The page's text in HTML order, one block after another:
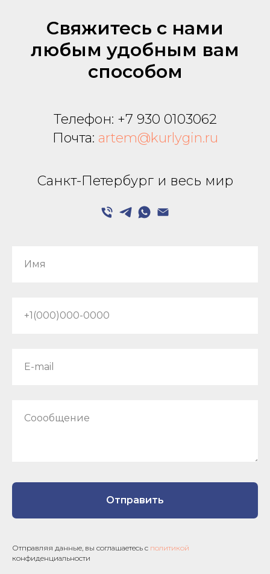
Свяжитесь с нами
любым удобным вам
способом
Телефон: +7 930 0103062
Почта: artem@kurlygin.ru
Санкт-Петербург и весь мир
Имя
+1(000)000-0000
E-mail
Соообщение
Отправить
Отправляя данные, вы соглашаетесь с политикой
конфиденциальности